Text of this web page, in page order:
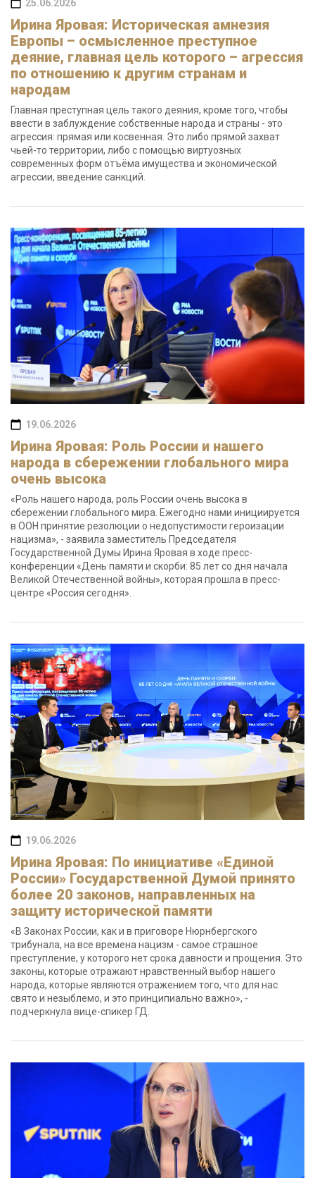
25.06.2026
Ирина Яровая: Историческая амнезия
Европы – осмысленное преступное
деяние, главная цель которого – агрессия
по отношению к другим странам и
народам
Главная преступная цель такого деяния, кроме того, чтобы
ввести в заблуждение собственные народа и страны - это
агрессия: прямая или косвенная. Это либо прямой захват
чьей-то территории, либо с помощью виртуозных
современных форм отъёма имущества и экономической
агрессии, введение санкций.
19.06.2026
Ирина Яровая: Роль России и нашего
народа в сбережении глобального мира
очень высока
«Роль нашего народа, роль России очень высока в
сбережении глобального мира. Ежегодно нами инициируется
в ООН принятие резолюции о недопустимости героизации
нацизма», - заявила заместитель Председателя
Государственной Думы Ирина Яровая в ходе пресс-
конференции «День памяти и скорби: 85 лет со дня начала
Великой Отечественной войны», которая прошла в пресс-
центре «Россия сегодня».
19.06.2026
Ирина Яровая: По инициативе «Единой
России» Государственной Думой принято
более 20 законов, направленных на
защиту исторической памяти
«В Законах России, как и в приговоре Нюрнбергского
трибунала, на все времена нацизм - самое страшное
преступление, у которого нет срока давности и прощения. Это
законы, которые отражают нравственный выбор нашего
народа, которые являются отражением того, что для нас
свято и незыблемо, и это принципиально важно», -
подчеркнула вице-спикер ГД.